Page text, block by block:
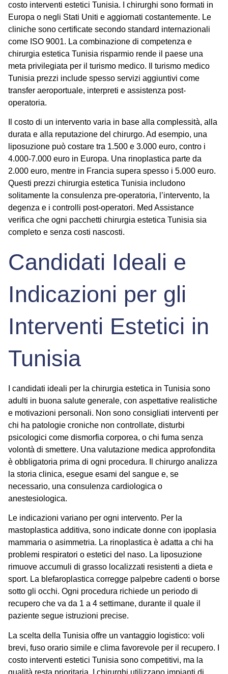
costo interventi estetici Tunisia. I chirurghi sono formati in
Europa o negli Stati Uniti e aggiornati costantemente. Le
cliniche sono certificate secondo standard internazionali
come ISO 9001. La combinazione di competenza e
chirurgia estetica Tunisia risparmio rende il paese una
meta privilegiata per il turismo medico. Il turismo medico
Tunisia prezzi include spesso servizi aggiuntivi come
transfer aeroportuale, interpreti e assistenza post-
operatoria.
Il costo di un intervento varia in base alla complessità, alla
durata e alla reputazione del chirurgo. Ad esempio, una
liposuzione può costare tra 1.500 e 3.000 euro, contro i
4.000-7.000 euro in Europa. Una rinoplastica parte da
2.000 euro, mentre in Francia supera spesso i 5.000 euro.
Questi prezzi chirurgia estetica Tunisia includono
solitamente la consulenza pre-operatoria, l’intervento, la
degenza e i controlli post-operatori. Med Assistance
verifica che ogni pacchetti chirurgia estetica Tunisia sia
completo e senza costi nascosti.
Candidati Ideali e
Indicazioni per gli
Interventi Estetici in
Tunisia
I candidati ideali per la chirurgia estetica in Tunisia sono
adulti in buona salute generale, con aspettative realistiche
e motivazioni personali. Non sono consigliati interventi per
chi ha patologie croniche non controllate, disturbi
psicologici come dismorfia corporea, o chi fuma senza
volontà di smettere. Una valutazione medica approfondita
è obbligatoria prima di ogni procedura. Il chirurgo analizza
la storia clinica, esegue esami del sangue e, se
necessario, una consulenza cardiologica o
anestesiologica.
Le indicazioni variano per ogni intervento. Per la
mastoplastica additiva, sono indicate donne con ipoplasia
mammaria o asimmetria. La rinoplastica è adatta a chi ha
problemi respiratori o estetici del naso. La liposuzione
rimuove accumuli di grasso localizzati resistenti a dieta e
sport. La blefaroplastica corregge palpebre cadenti o borse
sotto gli occhi. Ogni procedura richiede un periodo di
recupero che va da 1 a 4 settimane, durante il quale il
paziente segue istruzioni precise.
La scelta della Tunisia offre un vantaggio logistico: voli
brevi, fuso orario simile e clima favorevole per il recupero. I
costo interventi estetici Tunisia sono competitivi, ma la
qualità resta prioritaria. I chirurghi utilizzano impianti di